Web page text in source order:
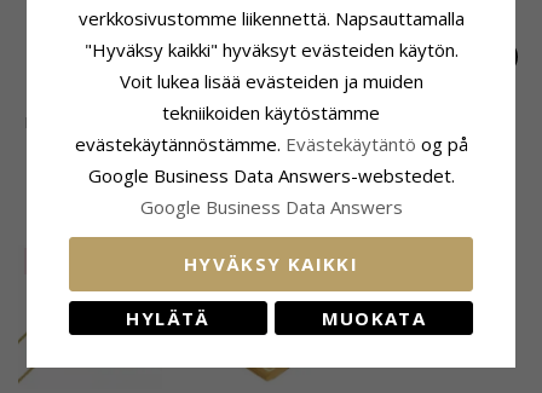
Risti päivänkakkara
riipus kullattua
CHANTI hinta 44,-
Sydän äiti ja lapsi
riipus kullattua
CHANTI hinta 45,-
kullattua hopeaa
CHANTI hinta
ASIAKKAAT OSTAVAT MYÖS
verkkosivustomme liikennettä. Napsauttamalla
"Hyväksy kaikki" hyväksyt evästeiden käytön.
Voit lukea lisää evästeiden ja muiden
tekniikoiden käytöstämme
evästekäytännöstämme. Evästekäytäntö og på
Google Business Data Answers-webstedet.
Google Business Data Answers
HYVÄKSY KAIKKI
HYLÄTÄ MUOKATA